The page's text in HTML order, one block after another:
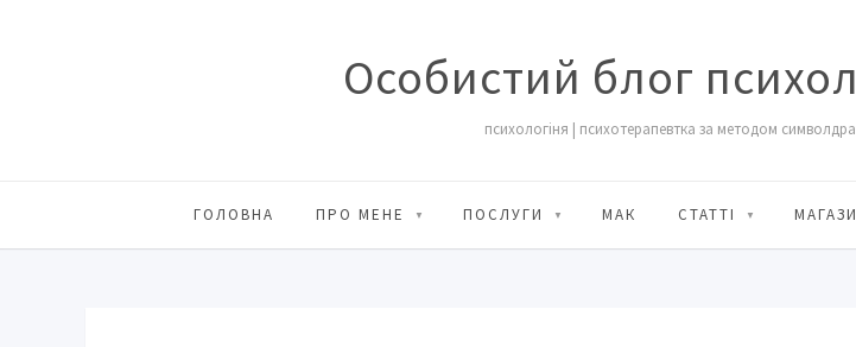
Особистий блог
психологіня | психотерапевтка за методом
ГОЛОВНА ПРО МЕНЕ ПОСЛУГИ МАК СТАТТІ